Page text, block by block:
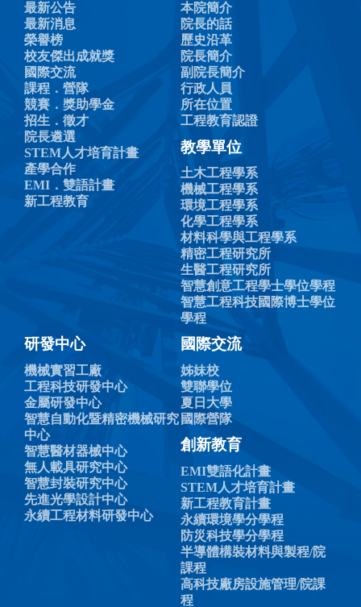
最新公告
最新消息
榮譽榜
校友傑出成就獎
國際交流
課程．營隊
競賽．獎助學金
招生．徵才
院長遴選
STEM人才培育計畫
產學合作
EMI．雙語計畫
新工程教育
本院簡介
院長的話
歷史沿革
院長簡介
副院長簡介
行政人員
所在位置
工程教育認證
教學單位
土木工程學系
機械工程學系
環境工程學系
化學工程學系
材料科學與工程學系
精密工程研究所
生醫工程研究所
智慧創意工程學士學位學程
智慧工程科技國際博士學位
學程
研發中心
機械實習工廠
工程科技研發中心
金屬研發中心
智慧自動化暨精密機械研究
中心
智慧醫材器械中心
無人載具研究中心
智慧封裝研究中心
先進光學設計中心
永續工程材料研發中心
國際交流
姊妹校
雙聯學位
夏日大學
國際營隊
創新教育
EMI雙語化計畫
STEM人才培育計畫
新工程教育計畫
永續環境學分學程
防災科技學分學程
半導體構裝材料與製程/院
課程
高科技廠房設施管理/院課
程